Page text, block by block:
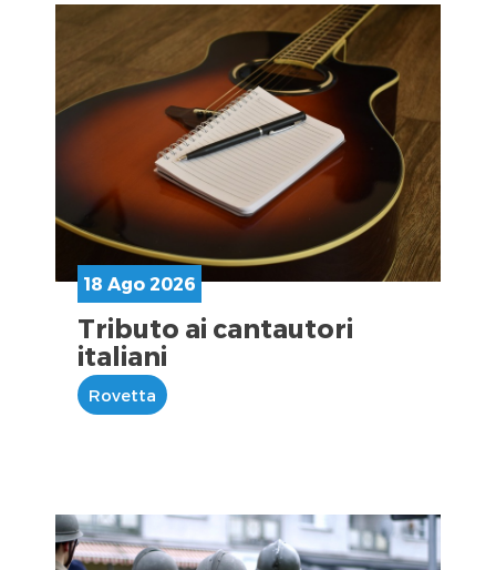
18 Ago 2026
Tributo ai cantautori
italiani
Rovetta